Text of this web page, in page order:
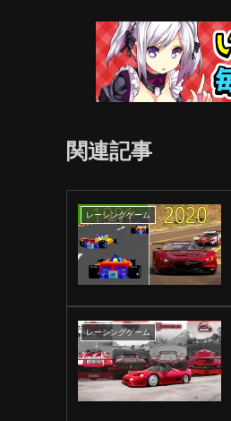
関連記事
レーシングゲーム
レーシングゲーム